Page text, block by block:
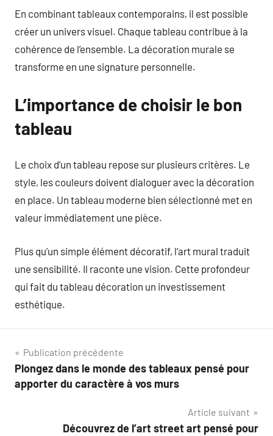
En combinant tableaux contemporains, il est possible
créer un univers visuel. Chaque tableau contribue à la
cohérence de l’ensemble. La décoration murale se
transforme en une signature personnelle.
L’importance de choisir le bon
tableau
Le choix d’un tableau repose sur plusieurs critères. Le
style, les couleurs doivent dialoguer avec la décoration
en place. Un tableau moderne bien sélectionné met en
valeur immédiatement une pièce.
Plus qu’un simple élément décoratif, l’art mural traduit
une sensibilité. Il raconte une vision. Cette profondeur
qui fait du tableau décoration un investissement
esthétique.
Navigation
de
Publication précédente
Plongez dans le monde des tableaux pensé pour
apporter du caractère à vos murs
Article suivant
Découvrez de l’art street art pensé pour